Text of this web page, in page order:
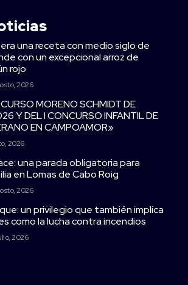
una receta con medio siglo de
con un excepcional arroz de
rojo
2026
MORENO SCHMIDT DE
Y DEL I CONCURSO INFANTIL DE
EN CAMPOAMOR»
2026
una parada obligatoria para
en Lomas de Cabo Roig
2026
un privilegio que también implica
como la lucha contra incendios
2026